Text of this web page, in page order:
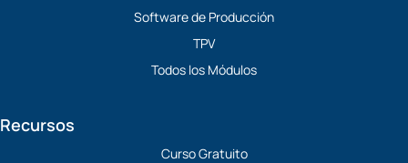
Software de Producción
TPV
Todos los Módulos
Recursos
Curso Gratuito